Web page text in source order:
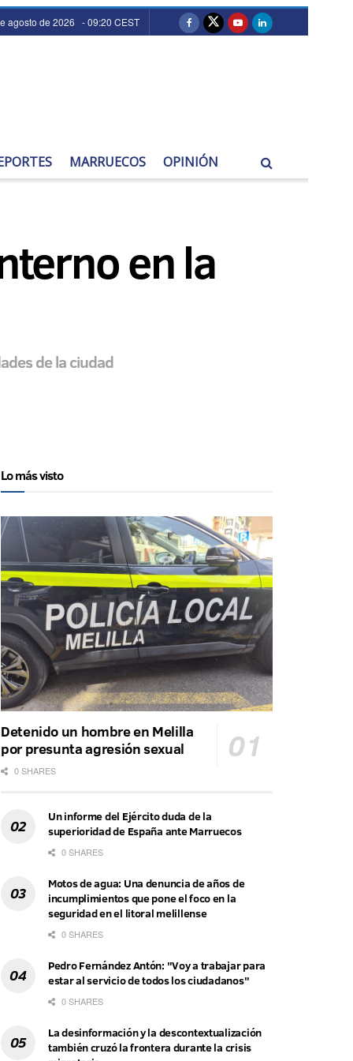
agosto de 2026 - 09:20 CEST
MARRUECOS OPINIÓN
en la
de la ciudad
Lo más visto
Detenido un hombre en Melilla
por presunta agresión sexual
0 SHARES
Un informe del Ejército duda de la
superioridad de España ante Marruecos
0 SHARES
Motos de agua: Una denuncia de años de
incumplimientos que pone el foco en la
seguridad en el litoral melillense
0 SHARES
Pedro Fernández Antón: "Voy a trabajar para
estar al servicio de todos los ciudadanos"
0 SHARES
La desinformación y la descontextualización
también cruzó la frontera durante la crisis